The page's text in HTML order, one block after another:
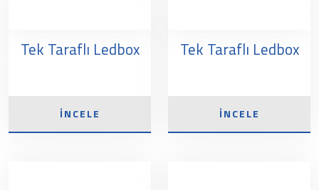
Tek Taraflı Ledbox
İNCELE
Tek Taraflı Ledbox
İNCELE